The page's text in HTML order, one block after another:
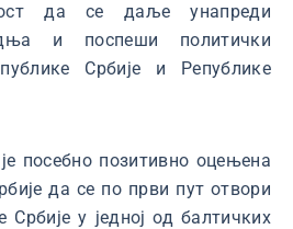
да се даље унапреди
и поспеши политички
Србије и Републике
посебно позитивно оцењена
да се по први пут отвори
у једној од балтичких